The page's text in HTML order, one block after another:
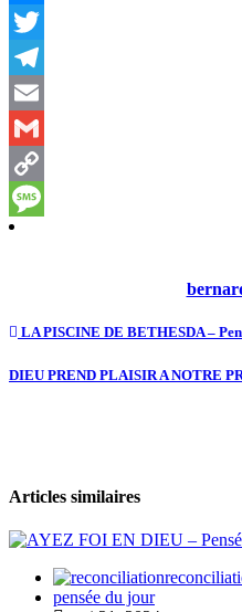
Messenger
Twitter
Telegram
Email
Gmail
Copy
Link
Message
LA PISCINE DE BETHESDA –
DIEU PREND PLAISIR A NOTRE
Articles similaires
pensée du jour